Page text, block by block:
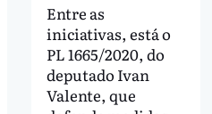
Entre as
iniciativas, está o
PL 1665/2020, do
deputado Ivan
Valente, que